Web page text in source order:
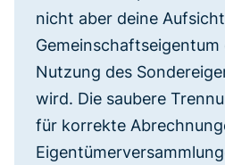
nicht aber deine
Gemeinschaftseigentum
Nutzung des
wird. Die saubere
für korrekte